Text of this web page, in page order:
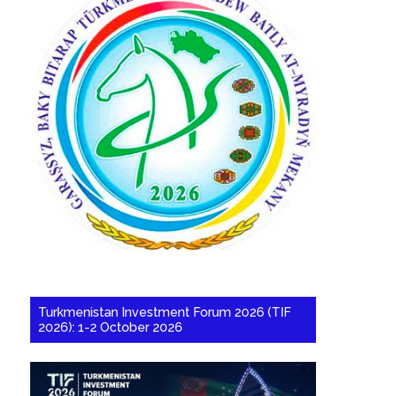
Turkmenistan Investment Forum 2026 (TIF
2026): 1-2 October 2026